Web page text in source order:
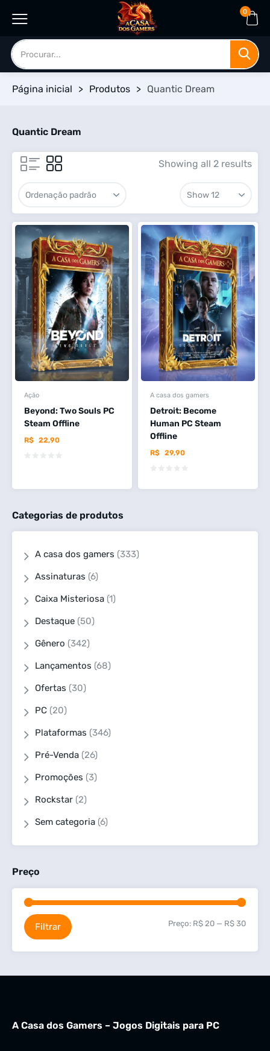
0
Página inicial > Produtos > Quantic Dream
Quantic Dream
Showing all 2 results
Ação
Beyond: Two Souls PC
Steam Offline
R$ 22,90
A casa dos gamers
Detroit: Become
Human PC Steam
Offline
R$ 29,90
Categorias de produtos
A casa dos gamers (333)
Assinaturas (6)
Caixa Misteriosa (1)
Destaque (50)
Gênero (342)
Lançamentos (68)
Ofertas (30)
PC (20)
Plataformas (346)
Pré-Venda (26)
Promoções (3)
Rockstar (2)
Sem categoria (6)
Preço
Filtrar Preço: R$ 20 — R$ 30
A Casa dos Gamers – Jogos Digitais para PC